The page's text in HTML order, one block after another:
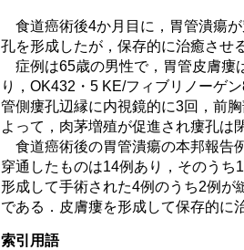
食道癌術後4か月目に，胃管潰瘍
孔を形成したが，保存的に治癒させ
症例は65歳の男性で，胃管皮膚瘻
り，OK432・5 KE/フィブリノーゲ
管側瘻孔辺縁に内視鏡的に3回，前
よって，肉茅増殖が促進され瘻孔は
食道癌術後の胃管潰瘍の本邦報告
穿通したものは14例あり，そのう
形成して手術された4例のうち2例が
である．皮膚瘻を形成して保存的に
索引用語